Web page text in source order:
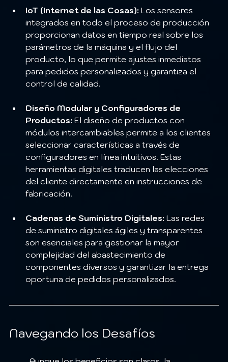
IoT (Internet de las Cosas): Los sensores
integrados en todo el proceso de producción
proporcionan datos en tiempo real sobre los
parámetros de la máquina y el flujo del
producto, lo que permite ajustes inmediatos
para pedidos personalizados y garantiza el
control de calidad.
Diseño Modular y Configuradores de
Productos: El diseño de productos con
módulos intercambiables permite a los clientes
seleccionar características a través de
configuradores en línea intuitivos. Estas
herramientas digitales traducen las elecciones
del cliente directamente en instrucciones de
fabricación.
Cadenas de Suministro Digitales: Las redes
de suministro digitales ágiles y transparentes
son esenciales para gestionar la mayor
complejidad del abastecimiento de
componentes diversos y garantizar la entrega
oportuna de pedidos personalizados.
Navegando los Desafíos